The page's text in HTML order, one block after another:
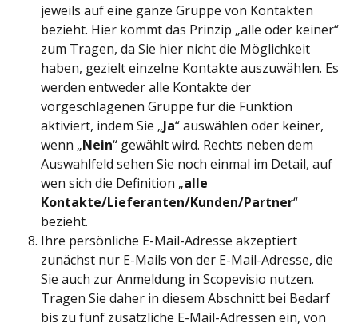
jeweils auf eine ganze Gruppe von Kontakten
bezieht. Hier kommt das Prinzip „alle oder keiner“
zum Tragen, da Sie hier nicht die Möglichkeit
haben, gezielt einzelne Kontakte auszuwählen. Es
werden entweder alle Kontakte der
vorgeschlagenen Gruppe für die Funktion
aktiviert, indem Sie „Ja“ auswählen oder keiner,
wenn „Nein“ gewählt wird. Rechts neben dem
Auswahlfeld sehen Sie noch einmal im Detail, auf
wen sich die Definition „alle
Kontakte/Lieferanten/Kunden/Partner“
bezieht.
Ihre persönliche E-Mail-Adresse akzeptiert
zunächst nur E-Mails von der E-Mail-Adresse, die
Sie auch zur Anmeldung in Scopevisio nutzen.
Tragen Sie daher in diesem Abschnitt bei Bedarf
bis zu fünf zusätzliche E-Mail-Adressen ein, von